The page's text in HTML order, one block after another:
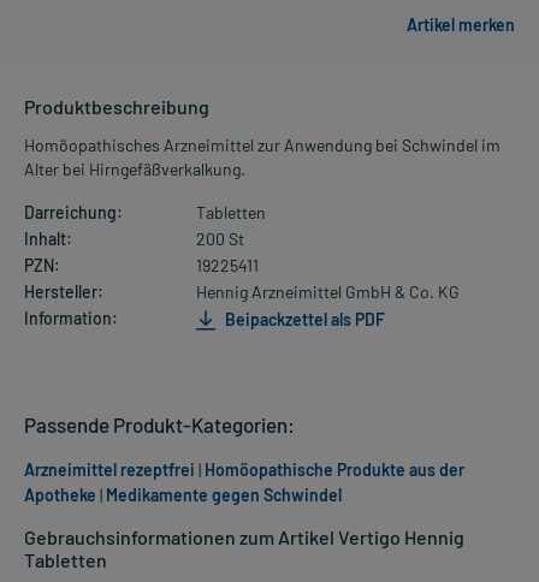
Produktbeschreibung
Homöopathisches Arzneimittel zur Anwendung bei Schwindel im
Alter bei Hirngefäßverkalkung.
Darreichung:
Tabletten
Inhalt:
200 St
PZN:
19225411
Hersteller:
Hennig Arzneimittel GmbH & Co. KG
Information:
Beipackzettel als PDF
Gebrauchsinformationen zum Artikel Vertigo Hennig
Tabletten
Passende Produkt-Kategorien:
Arzneimittel rezeptfrei | Homöopathische Produkte aus der
Apotheke | Medikamente gegen Schwindel